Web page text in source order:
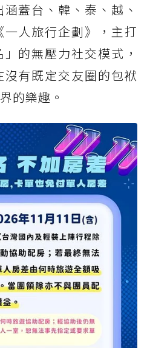
蓋台、韓、泰、越、
一人旅行企劃》，主打
」的無壓力社交模式，
有既定交友圈的包袱
的樂趣。